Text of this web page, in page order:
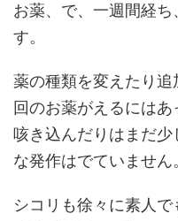
お薬、で、一週間経
す。
薬の種類を変えたり
回のお薬がえるにはあ
咳き込んだりはまだ少
な発作はでていません
シコリも徐々に素人